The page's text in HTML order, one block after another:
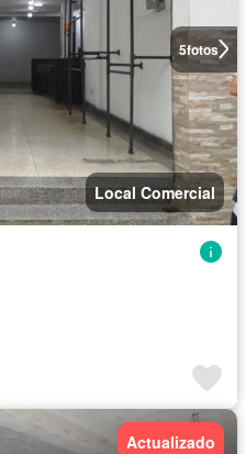
5fotos
Local Comercial
Actualizado